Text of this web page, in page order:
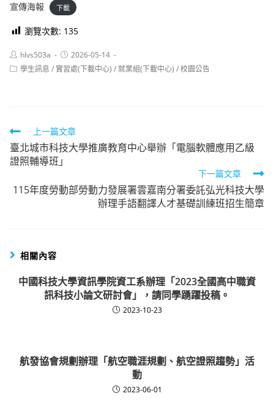
宣傳海報 下載
瀏覽次數: 135
Post
author:
hlvs503a
Post
published:
2026-05-14
Post學生訊息 / 實習處(下載中心) /就業組(下載中心) /校園公告
Read
more
articles
上一篇文章
臺北城市科技大學推廣教育中心舉辦「電腦軟體應用乙級
證照輔導班」
下一篇文章
115年度勞動部勞動力發展署雲嘉南分署委託弘光科技大學
辦理手語翻譯人才基礎訓練班招生簡章
相關內容
中國科技大學資訊學院資工系辦理「2023全國高中職資
訊科技小論文研討會」，請同學踴躍投稿。
2023-10-23
航發協會規劃辦理「航空職涯規劃、航空證照趨勢」活
動
2023-06-01